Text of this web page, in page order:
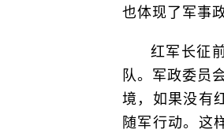
也体现了军事
红军长征
队。军政委员
境，如果没有
随军行动。这